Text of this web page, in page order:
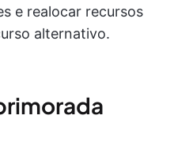
e realocar recursos
alternativo.